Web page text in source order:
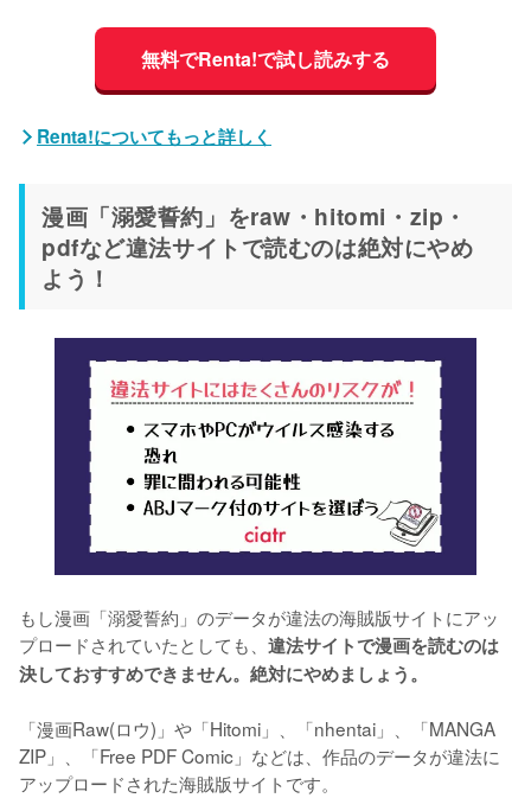
無料でRenta!で試し読みする
Renta!についてもっと詳しく
漫画「溺愛誓約」をraw・hitomi・zip・
pdfなど違法サイトで読むのは絶対にやめ
よう！
もし漫画「溺愛誓約」のデータが違法の海賊版サイトにアッ
プロードされていたとしても、 違法サイトで漫画を読むのは
決しておすすめできません。絶対にやめましょう。
「漫画Raw(ロウ)」や「Hitomi」、「nhentai」、「MANGA
ZIP」、「Free PDF Comic」などは、作品のデータが違法に
アップロードされた海賊版サイトです。